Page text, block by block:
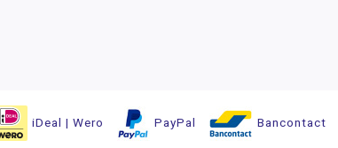
iDeal | Wero PayPal Bancontact